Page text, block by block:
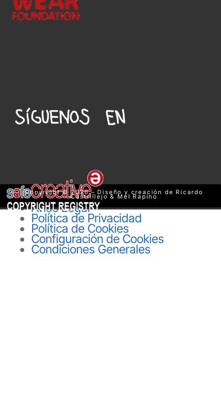
Copyright © 2026 – Diseño y creación de Ricardo
Castrillejo & Mel Rapino
Aviso Legal
Política de Privacidad
Política de Cookies
Configuración de Cookies
Condiciones Generales